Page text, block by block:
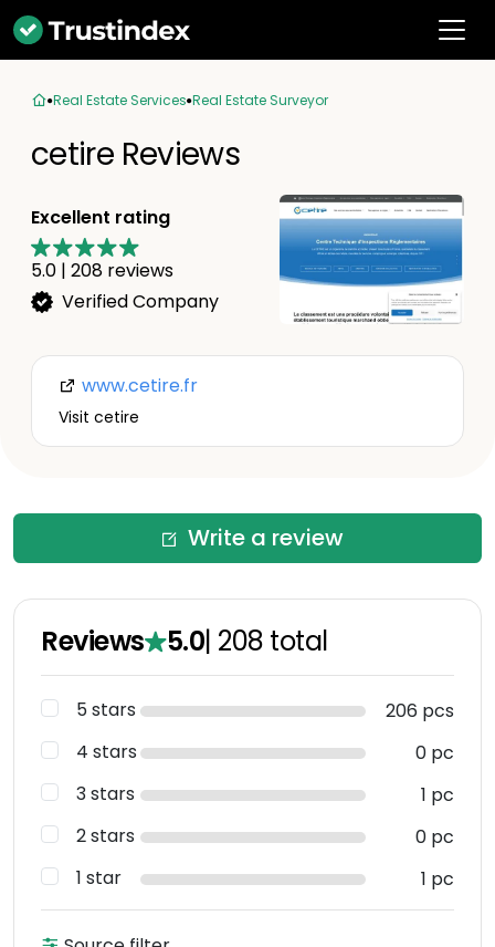
Real Estate Services Real Estate Surveyor
cetire Reviews
Excellent rating
5.0 | 208 reviews
Verified Company
www.cetire.fr
Visit cetire
Write a review
Reviews 5.0| 208 total
5 stars
206 pcs
4 stars
0 pc
3 stars
1 pc
2 stars
0 pc
1 star
1 pc